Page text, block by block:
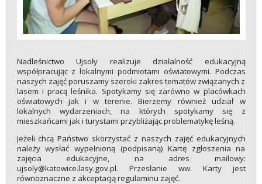
Nadleśnictwo Ujsoły realizuje działalność edukacyjną
współpracując z lokalnymi podmiotami oświatowymi. Podczas
naszych zajęć poruszamy szeroki zakres tematów związanych z
lasem i pracą leśnika. Spotykamy się zarówno w placówkach
oświatowych jak i w terenie. Bierzemy również udział w
lokalnych wydarzeniach, na których spotykamy się z
mieszkańcami jak i turystami przybliżając problematykę leśną.
Jeżeli chcą Państwo skorzystać z naszych zajęć edukacyjnych
należy wysłać wypełnioną (podpisaną) Kartę zgłoszenia na
zajęcia edukacyjne, na adres mailowy:
ujsoly@katowice.lasy.gov.pl. Przesłanie ww. Karty jest
równoznaczne z akceptacją regulaminu zajęć.